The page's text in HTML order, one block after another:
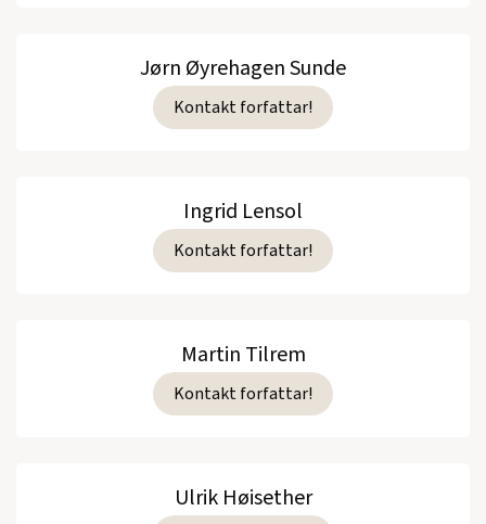
Jørn Øyrehagen Sunde
Kontakt forfattar!
Ingrid Lensol
Kontakt forfattar!
Martin Tilrem
Kontakt forfattar!
Ulrik Høisether